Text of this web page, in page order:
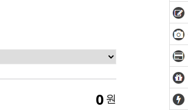
0 원